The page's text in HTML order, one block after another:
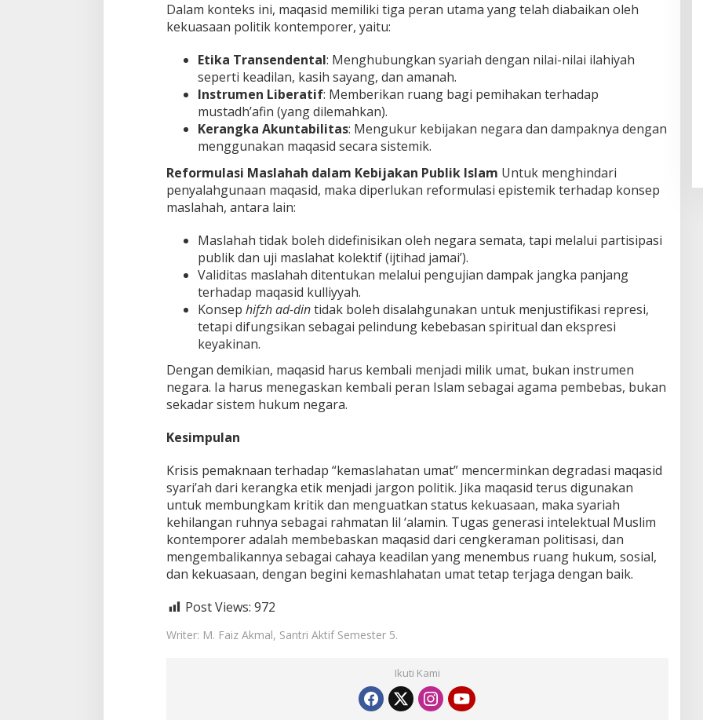
Dalam konteks ini, maqasid memiliki tiga peran utama yang telah diabaikan oleh
kekuasaan politik kontemporer, yaitu:
Etika Transendental: Menghubungkan syariah dengan nilai-nilai ilahiyah
seperti keadilan, kasih sayang, dan amanah.
Instrumen Liberatif: Memberikan ruang bagi pemihakan terhadap
mustadh’afin (yang dilemahkan).
Kerangka Akuntabilitas: Mengukur kebijakan negara dan dampaknya dengan
menggunakan maqasid secara sistemik.
Reformulasi Maslahah dalam Kebijakan Publik Islam Untuk menghindari
penyalahgunaan maqasid, maka diperlukan reformulasi epistemik terhadap konsep
maslahah, antara lain:
Maslahah tidak boleh didefinisikan oleh negara semata, tapi melalui partisipasi
publik dan uji maslahat kolektif (ijtihad jamai’).
Validitas maslahah ditentukan melalui pengujian dampak jangka panjang
terhadap maqasid kulliyyah.
Konsep hifzh ad-dintidak boleh disalahgunakan untuk menjustifikasi represi,
tetapi difungsikan sebagai pelindung kebebasan spiritual dan ekspresi
keyakinan.
Dengan demikian, maqasid harus kembali menjadi milik umat, bukan instrumen
negara. Ia harus menegaskan kembali peran Islam sebagai agama pembebas, bukan
sekadar sistem hukum negara.
Kesimpulan
Krisis pemaknaan terhadap “kemaslahatan umat” mencerminkan degradasi maqasid
syari’ah dari kerangka etik menjadi jargon politik. Jika maqasid terus digunakan
untuk membungkam kritik dan menguatkan status kekuasaan, maka syariah
kehilangan ruhnya sebagai rahmatan lil ‘alamin. Tugas generasi intelektual Muslim
kontemporer adalah membebaskan maqasid dari cengkeraman politisasi, dan
mengembalikannya sebagai cahaya keadilan yang menembus ruang hukum, sosial,
dan kekuasaan, dengan begini kemashlahatan umat tetap terjaga dengan baik.
Post Views: 972
Writer: M. Faiz Akmal, Santri Aktif Semester 5.
Ikuti Kami